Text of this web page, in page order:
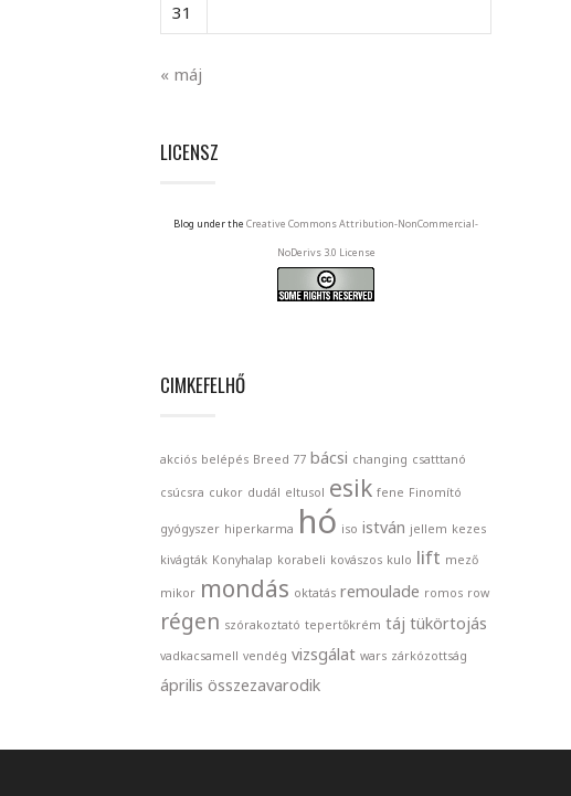
31
« máj
LICENSZ
Blog under the Creative Commons Attribution-NonCommercial-
NoDerivs 3.0 License
CIMKEFELHŐ
akciós belépés Breed 77 bácsi changing csatttanó
csúcsra cukor dudál eltusol esik fene Finomító
gyógyszer hiperkarma hó iso istván jellem kezes
kivágták Konyhalap korabeli kovászos kulo lift mező
mikor mondás oktatás remoulade romos row
régen szórakoztató tepertőkrém táj tükörtojás
vadkacsamell vendég vizsgálat wars zárkózottság
április összezavarodik